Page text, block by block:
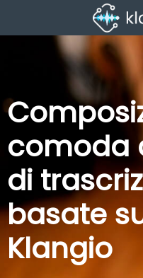
comoda
di
basate
Klangio